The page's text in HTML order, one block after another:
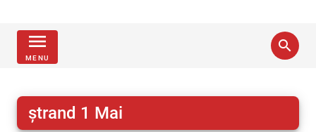
menu
MENU
search
ștrand 1 Mai